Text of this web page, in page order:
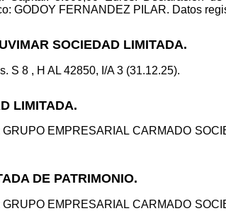
GODOY FERNANDEZ PILAR. Datos
SOCIEDAD LIMITADA.
S 8 , H AL 42850, I/A 3 (31.12.25).
LIMITADA.
EMPRESARIAL CARMADO
DE PATRIMONIO.
EMPRESARIAL CARMADO